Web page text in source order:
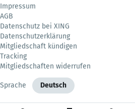
Impressum
AGB
Datenschutz bei XING
Datenschutzerklärung
Mitgliedschaft kündigen
Tracking
Mitgliedschaften widerrufen
Sprache Deutsch